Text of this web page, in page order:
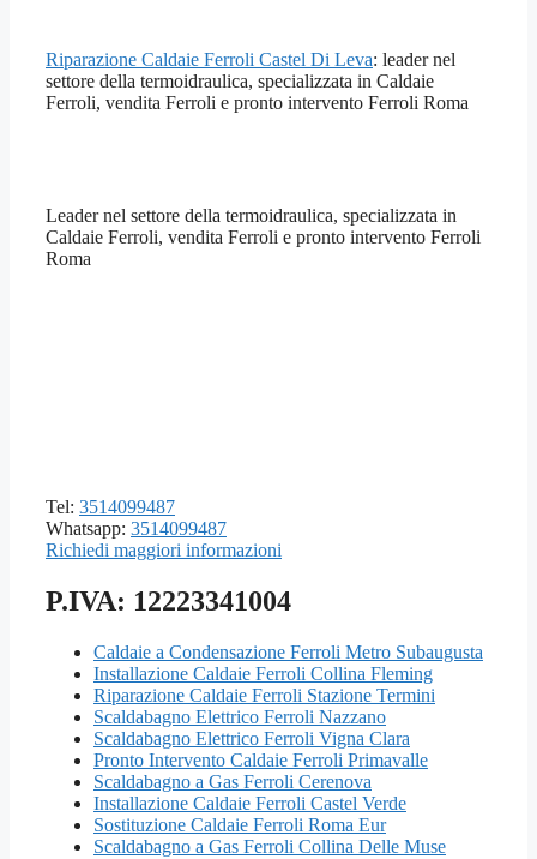
Riparazione Caldaie Ferroli Castel Di Leva: leader nel
settore della termoidraulica, specializzata in Caldaie
Ferroli, vendita Ferroli e pronto intervento Ferroli Roma
Leader nel settore della termoidraulica, specializzata in
Caldaie Ferroli, vendita Ferroli e pronto intervento Ferroli
Roma
Tel: 3514099487
Whatsapp: 3514099487
Richiedi maggiori informazioni
P.IVA: 12223341004
Caldaie a Condensazione Ferroli Metro Subaugusta
Installazione Caldaie Ferroli Collina Fleming
Riparazione Caldaie Ferroli Stazione Termini
Scaldabagno Elettrico Ferroli Nazzano
Scaldabagno Elettrico Ferroli Vigna Clara
Pronto Intervento Caldaie Ferroli Primavalle
Scaldabagno a Gas Ferroli Cerenova
Installazione Caldaie Ferroli Castel Verde
Sostituzione Caldaie Ferroli Roma Eur
Scaldabagno a Gas Ferroli Collina Delle Muse